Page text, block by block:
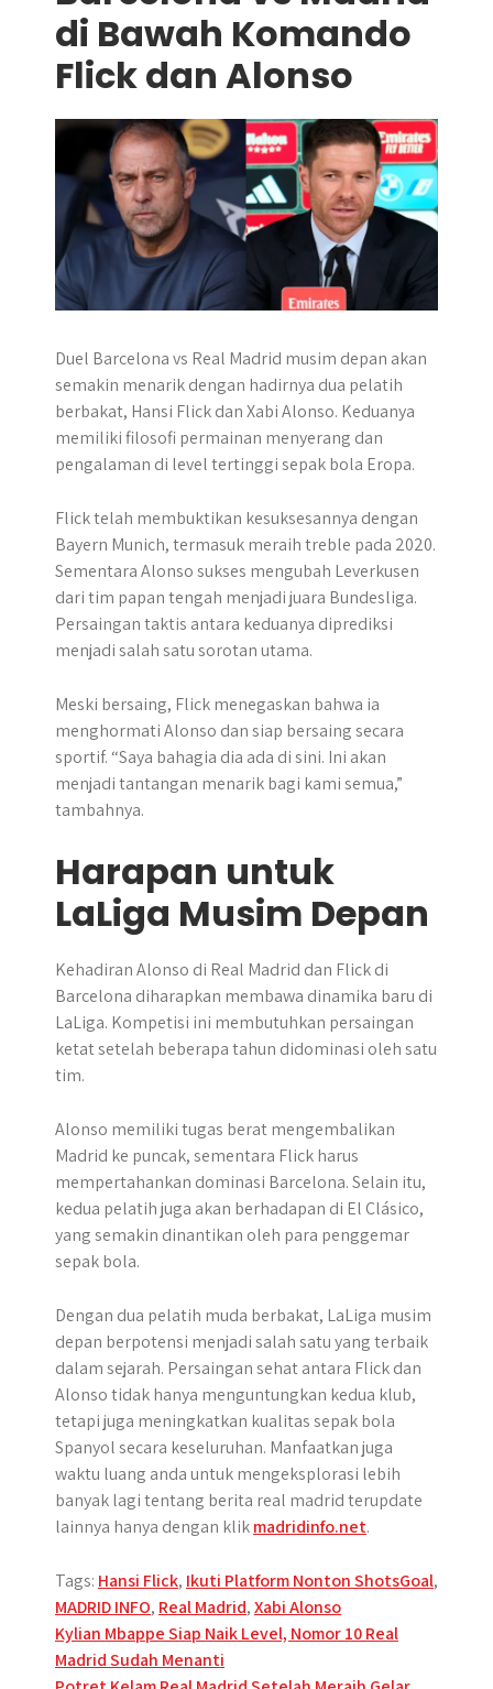
di Bawah Komando
Flick dan Alonso
Duel Barcelona vs Real Madrid musim depan akan
semakin menarik dengan hadirnya dua pelatih
berbakat, Hansi Flick dan Xabi Alonso. Keduanya
memiliki filosofi permainan menyerang dan
pengalaman di level tertinggi sepak bola Eropa.
Flick telah membuktikan kesuksesannya dengan
Bayern Munich, termasuk meraih treble pada 2020.
Sementara Alonso sukses mengubah Leverkusen
dari tim papan tengah menjadi juara Bundesliga.
Persaingan taktis antara keduanya diprediksi
menjadi salah satu sorotan utama.
Meski bersaing, Flick menegaskan bahwa ia
menghormati Alonso dan siap bersaing secara
sportif. “Saya bahagia dia ada di sini. Ini akan
menjadi tantangan menarik bagi kami semua,”
tambahnya.
Harapan untuk
LaLiga Musim Depan
Kehadiran Alonso di Real Madrid dan Flick di
Barcelona diharapkan membawa dinamika baru di
LaLiga. Kompetisi ini membutuhkan persaingan
ketat setelah beberapa tahun didominasi oleh satu
tim.
Alonso memiliki tugas berat mengembalikan
Madrid ke puncak, sementara Flick harus
mempertahankan dominasi Barcelona. Selain itu,
kedua pelatih juga akan berhadapan di El Clásico,
yang semakin dinantikan oleh para penggemar
sepak bola.
Dengan dua pelatih muda berbakat, LaLiga musim
depan berpotensi menjadi salah satu yang terbaik
dalam sejarah. Persaingan sehat antara Flick dan
Alonso tidak hanya menguntungkan kedua klub,
tetapi juga meningkatkan kualitas sepak bola
Spanyol secara keseluruhan. Manfaatkan juga
waktu luang anda untuk mengeksplorasi lebih
banyak lagi tentang berita real madrid terupdate
lainnya hanya dengan klikmadridinfo.net.
Tags: Hansi Flick, Ikuti Platform Nonton ShotsGoal,
MADRID INFO, Real Madrid,Xabi Alonso
Post
Kylian Mbappe Siap Naik Level, Nomor 10 Real
Madrid Sudah Menanti